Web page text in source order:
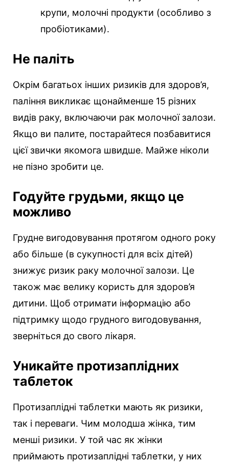
крупи, молочні продукти (особливо з
пробіотиками).
Не паліть
Окрім багатьох інших ризиків для здоров’я,
паління викликає щонайменше 15 різних
видів раку, включаючи рак молочної залози.
Якщо ви палите, постарайтеся позбавитися
цієї звички якомога швидше. Майже ніколи
не пізно зробити це.
Годуйте грудьми, якщо це
можливо
Грудне вигодовування протягом одного року
або більше (в сукупності для всіх дітей)
знижує ризик раку молочної залози. Це
також має велику користь для здоров’я
дитини. Щоб отримати інформацію або
підтримку щодо грудного вигодовування,
зверніться до свого лікаря.
Уникайте протизаплідних
таблеток
Протизаплідні таблетки мають як ризики,
так і переваги. Чим молодша жінка, тим
менші ризики. У той час як жінки
приймають протизаплідні таблетки, у них